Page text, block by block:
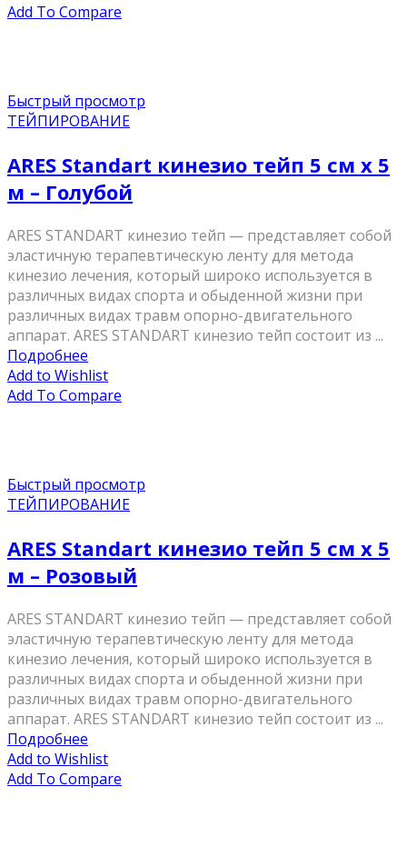
Add To Compare
Быстрый просмотр
ТЕЙПИРОВАНИЕ
ARES Standart кинезио тейп 5 см х 5
м – Голубой
ARES STANDART кинезио тейп — представляет собой
эластичную терапевтическую ленту для метода
кинезио лечения, который широко используется в
различных видах спорта и обыденной жизни при
различных видах травм опорно-двигательного
аппарат. ARES STANDART кинезио тейп состоит из ...
Подробнее
Add to Wishlist
Add To Compare
Быстрый просмотр
ТЕЙПИРОВАНИЕ
ARES Standart кинезио тейп 5 см х 5
м – Розовый
ARES STANDART кинезио тейп — представляет собой
эластичную терапевтическую ленту для метода
кинезио лечения, который широко используется в
различных видах спорта и обыденной жизни при
различных видах травм опорно-двигательного
аппарат. ARES STANDART кинезио тейп состоит из ...
Подробнее
Add to Wishlist
Add To Compare